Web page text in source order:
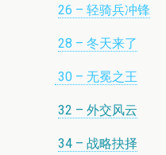
26 – 轻骑兵冲锋
28 – 冬天来了
30 – 无冕之王
32 – 外交风云
34 – 战略抉择